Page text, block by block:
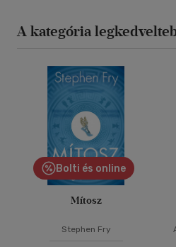
A kategória
Bolti és online
Mítosz
Stephen Fry